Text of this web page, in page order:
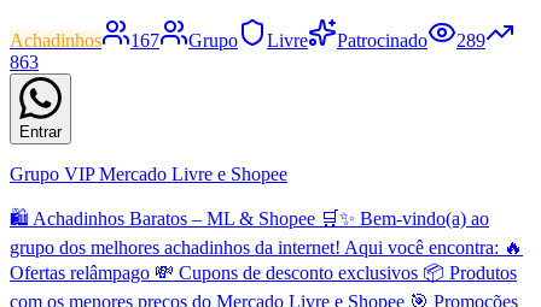
Achadinhos 167 Grupo Livre Patrocinado
289
863
Entrar
Grupo VIP Mercado Livre e Shopee
🛍️ Achadinhos Baratos – ML & Shopee 🛒✨ Bem-vindo(a) ao
grupo dos melhores achadinhos da internet! Aqui você encontra: 🔥
Ofertas relâmpago 💸 Cupons de desconto exclusivos 📦 Produtos
com os menores preços do Mercado Livre e Shopee 🎯 Promoções